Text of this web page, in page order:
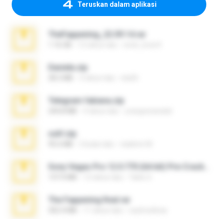
Teruskan dalam aplikasi
TheFappening_22.09.14.rar
Daniela.zip
Telegram fabiana.zip
ouh!.zip
The Fappening final.rar